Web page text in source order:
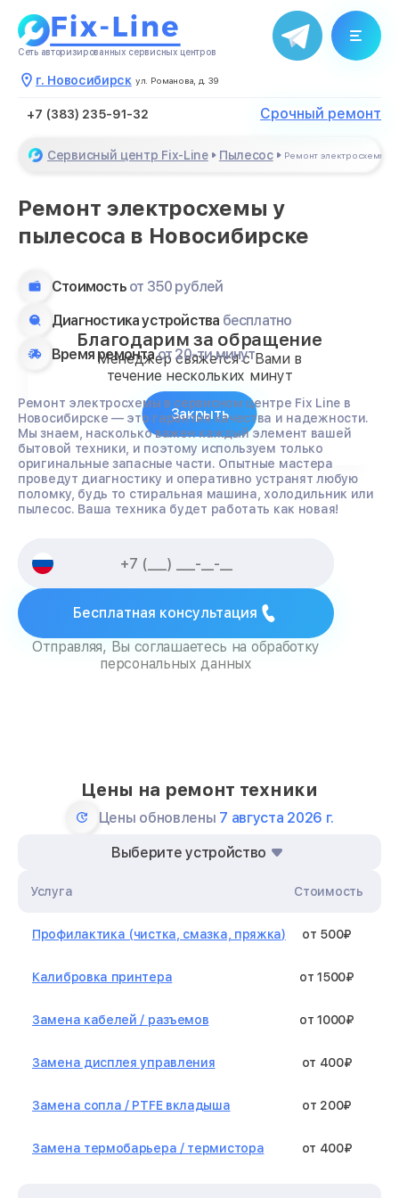
Сеть авторизированных сервисных центров
г. Новосибирск ул. Романова, д. 39
+7 (383) 235-91-32 Срочный ремонт
Сервисный центр Fix-Line Пылесос Ремонт электросхемы
Ремонт электросхемы у
пылесоса в Новосибирске
Стоимость от 350 рублей
Диагностика устройства бесплатно
Время ремонтаот 20-ти минут
Ремонт электросхемы в сервисном центре Fix Line в
Новосибирске — это гарантия качества и надежности.
Мы знаем, насколько важен каждый элемент вашей
бытовой техники, и поэтому используем только
оригинальные запасные части. Опытные мастера
проведут диагностику и оперативно устранят любую
поломку, будь то стиральная машина, холодильник или
пылесос. Ваша техника будет работать как новая!
Бесплатная консультация
Отправляя, Вы соглашаетесь на обработку
персональных данных
Цены на ремонт техники
Цены обновлены 7 августа 2026 г.
Выберите устройство
Услуга Стоимость
Профилактика (чистка, смазка, пряжка) от 500₽
Калибровка принтера от 1500₽
Замена кабелей / разъемов от 1000₽
Замена дисплея управления от 400₽
Замена сопла / PTFE вкладыша от 200₽
Замена термобарьера / термистора от 400₽
Благодарим за обращение
Менеджер свяжется с Вами в
течение нескольких минут
Закрыть